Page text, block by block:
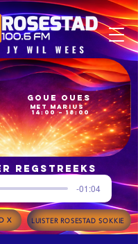
14:00 – 18:00
met Marius
Goue Oues
regstreeks
-01:04
X LUISTER ROSESTAD SOKKIE